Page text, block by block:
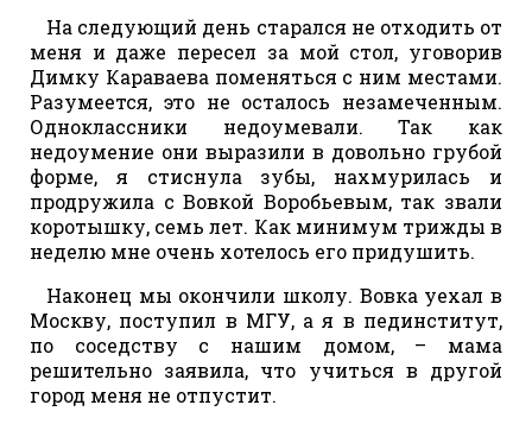
На следующий день старался не отходить от
меня и даже пересел за мой стол, уговорив
Димку Караваева поменяться с ним местами.
Разумеется, это не осталось незамеченным.
Одноклассники недоумевали. Так как
недоумение они выразили в довольно грубой
форме, я стиснула зубы, нахмурилась и
продружила с Вовкой Воробьевым, так звали
коротышку, семь лет. Как минимум трижды в
неделю мне очень хотелось его придушить.
Наконец мы окончили школу. Вовка уехал в
Москву, поступил в МГУ, а я в пединститут,
по соседству с нашим домом, – мама
решительно заявила, что учиться в другой
город меня не отпустит.